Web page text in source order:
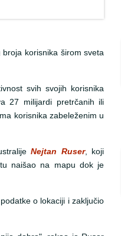
korisnika širom sveta
svih svojih korisnika
27 milijardi pretrčanih ili
korisnika zabeleženim u
Nejtan Ruser, koji
naišao na mapu dok je
o lokaciji i zaključio